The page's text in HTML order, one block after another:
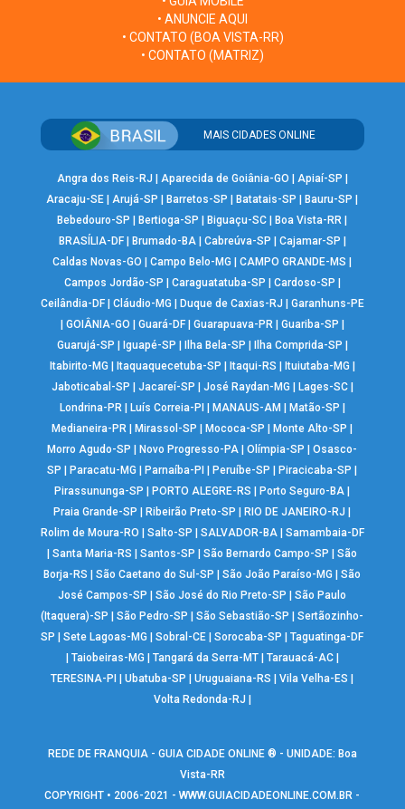
• ANUNCIE AQUI
• CONTATO (BOA VISTA-RR)
• CONTATO (MATRIZ)
MAIS CIDADES ONLINE
Angra dos Reis-RJ Aparecida de Goiânia-GO Apiaí-SP
Aracaju-SE |Arujá-SP Barretos-SP Batatais-SP Bauru-SP
Bebedouro-SP
Bertioga-SP Biguaçu-SC Boa Vista-RR
BRASÍLIA-DF| Brumado-BA| Cabreúva-SP Cajamar-SP
Caldas Novas-GO
|Campo Belo-MG |CAMPO GRANDE-MS
Campos Jordão-SP
Caraguatatuba-SP Cardoso-SP
Ceilândia-DF| Cláudio-MG Duque de Caxias-RJ
Garanhuns-PE
GOIÂNIA-GO Guará-DF| Guarapuava-PR| Guariba-SP
Guarujá-SP
Iguapé-SP Ilha Bela-SP Ilha Comprida-SP
Itabirito-MG
Itaquaquecetuba-SP Itaqui-RS Ituiutaba-MG
Jaboticabal-SP
Jacareí-SP José Raydan-MG Lages-SC|
Londrina-PR| Luís Correia-PI MANAUS-AM Matão-SP
Medianeira-PR
Mirassol-SP Mococa-SP Monte Alto-SP
Morro Agudo-SP
Novo Progresso-PA |Olímpia-SP |Osasco-
SP
Paracatu-MG Parnaíba-PI Peruíbe-SP Piracicaba-SP
Pirassununga-SP
PORTO ALEGRE-RS Porto Seguro-BA
Praia Grande-SP
Ribeirão Preto-SP RIO DE JANEIRO-RJ
Rolim de Moura-RO
Salto-SP SALVADOR-BA| Samambaia-DF
|Santa Maria-RS |Santos-SP |São Bernardo Campo-SP |São
Borja-RS
|São Caetano do Sul-SP |São João Paraíso-MG |São
José Campos-SP
|São José do Rio Preto-SP |São Paulo
(Itaquera)-SP
|São Pedro-SP |São Sebastião-SP |Sertãozinho-
SP
|Sete Lagoas-MG |Sobral-CE |Sorocaba-SP |Taguatinga-DF
Taiobeiras-MG Tangará da Serra-MT| Tarauacá-AC|
TERESINA-PI
|Ubatuba-SP |Uruguaiana-RS |Vila Velha-ES
Volta Redonda-RJ
REDE DE FRANQUIA - GUIA CIDADE ONLINE ® - UNIDADE: Boa
Vista-RR
COPYRIGHT • 2006-2021 -WWW.GUIACIDADEONLINE.COM.BR -